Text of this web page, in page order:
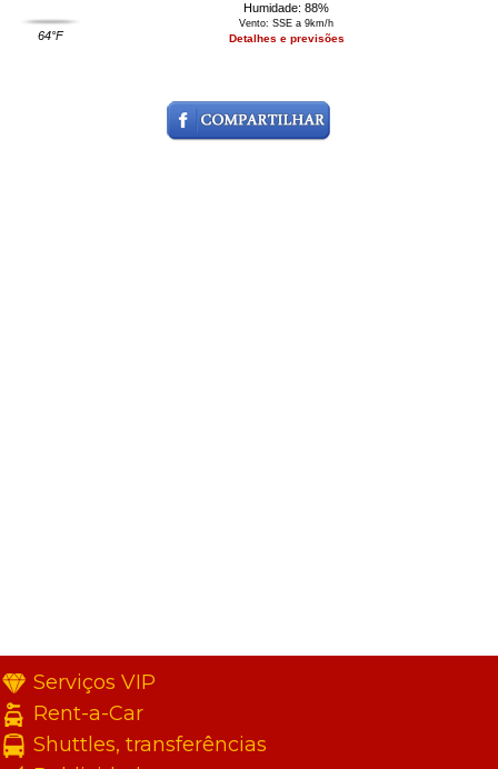
64°F
Humidade: 88%
Vento: SSE a 9km/h
Detalhes e previsões
Serviços VIP
Rent-a-Car
Shuttles, transferências